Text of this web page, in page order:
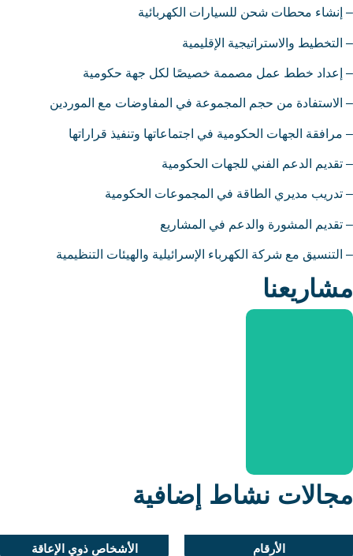
محطات شحن للسيارات الكهربائية
والاستراتيجية الإقليمية
إعداد خطط عمل مصممة خصيصًا لكل جهة حكومية
من حجم المجموعة في المفاوضات مع الموردين
الجهات الحكومية في اجتماعاتها وتنفيذ قراراتها
الدعم الفني للجهات الحكومية
مديري الطاقة في المجموعات الحكومية
المشورة والدعم في المشاريع
مع شركة الكهرباء الإسرائيلية والهيئات التنظيمية
ثورة
الطاقة
الخضراء
نشاط إضافية
الأرقام الأشخاص ذوي الإعاقة